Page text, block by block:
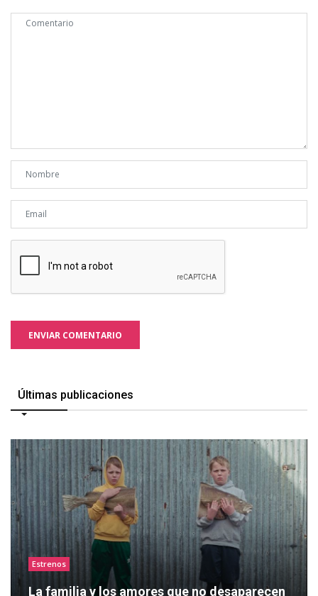
ENVIAR COMENTARIO
Últimas publicaciones
Estrenos
La familia y los amores que no desaparecen